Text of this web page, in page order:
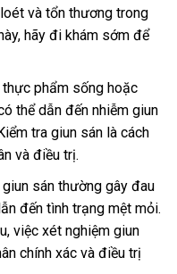
và tổn thương trong
hãy đi khám sớm để
phẩm sống hoặc
thể dẫn đến nhiễm giun
tra giun sán là cách
và điều trị.
giun sán thường gây đau
đến tình trạng mệt mỏi.
việc xét nghiệm giun
chính xác và điều trị